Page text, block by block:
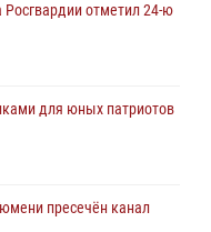
Росгвардии отметил 24-ю
для юных патриотов
пресечён канал